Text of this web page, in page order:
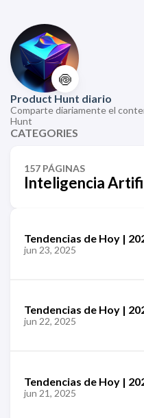
🍥
Product Hunt diario
Comparte diariamente el
Hunt
CATEGORIES
157 PÁGINAS
Inteligencia
Tendencias de Hoy |
jun 23, 2025
Tendencias de Hoy |
jun 22, 2025
Tendencias de Hoy |
jun 21, 2025